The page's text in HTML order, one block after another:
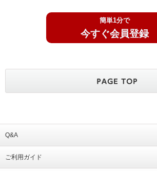
簡単1分で
今すぐ会員登録
Q&A
ご利用ガイド